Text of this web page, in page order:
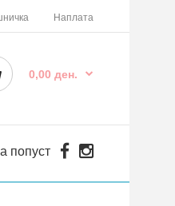
Наплата
0,00 ден.
попуст